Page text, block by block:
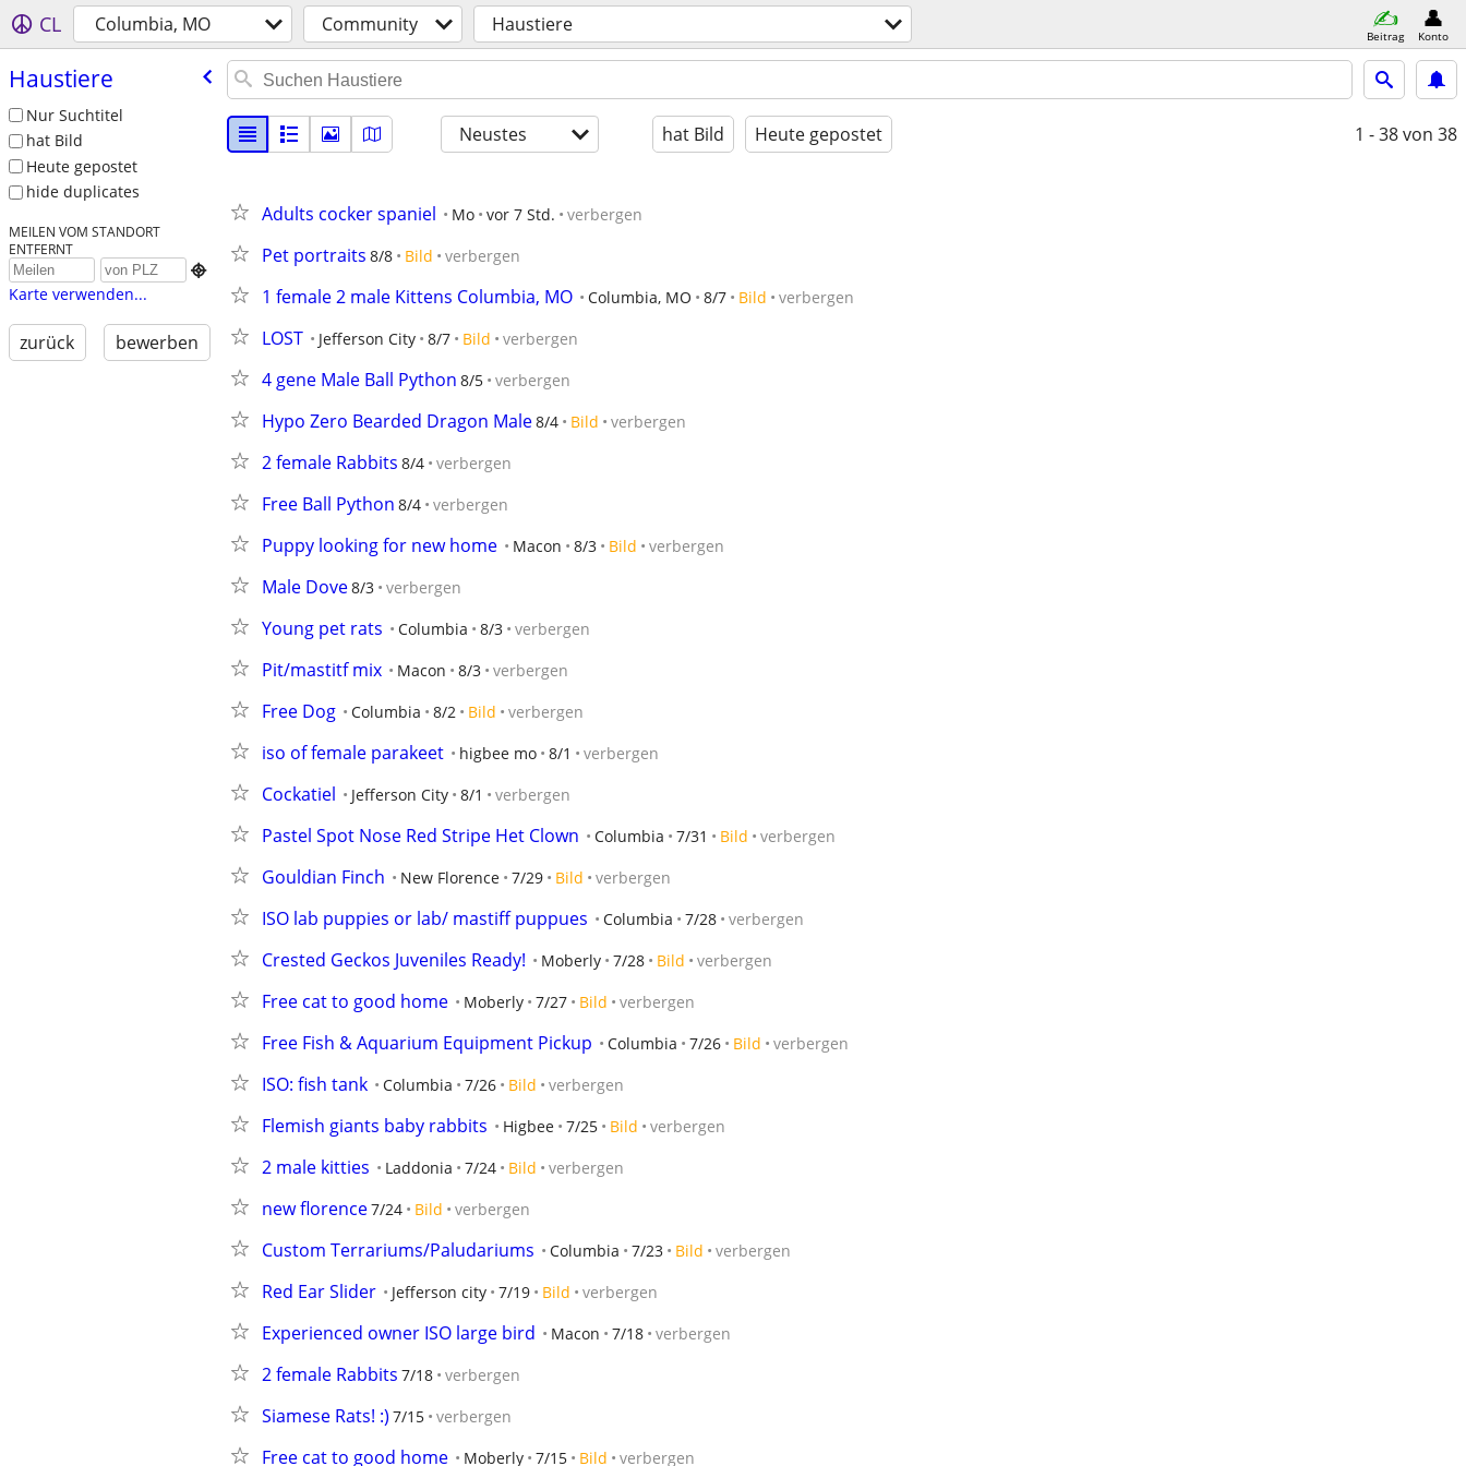
CL Columbia, MO Community Haustiere Beitrag Konto
Haustiere
Nur Suchtitel
hat Bild
Heute gepostet
hide duplicates
MEILEN VOM STANDORT
ENTFERNT

Karte verwenden...
zurück bewerben
Neustes hat Bild Heute gepostet 1 - 38von 38
Adults cocker spaniel Mo vor 7 Std. verbergen
Pet portraits 8/8 Bild verbergen
1 female 2 male Kittens Columbia, MO Columbia, MO 8/7 Bild verbergen
LOST Jefferson City 8/7 Bild verbergen
4 gene Male Ball Python 8/5 verbergen
Hypo Zero Bearded Dragon Male8/4 Bild verbergen
2 female Rabbits 8/4 verbergen
Free Ball Python 8/4 verbergen
Puppy looking for new home Macon 8/3 Bild verbergen
Male Dove8/3 verbergen
Young pet rats Columbia 8/3 verbergen
Pit/mastitf mix Macon 8/3 verbergen
Free Dog Columbia 8/2 Bild verbergen
iso of female parakeet higbee mo 8/1 verbergen
Cockatiel Jefferson City 8/1 verbergen
Pastel Spot Nose Red Stripe Het Clown Columbia 7/31 Bild verbergen
Gouldian Finch New Florence 7/29 Bild verbergen
ISO lab puppies or lab/ mastiff puppues Columbia 7/28 verbergen
Crested Geckos Juveniles Ready! Moberly 7/28 Bild verbergen
Free cat to good home Moberly 7/27 Bild verbergen
Free Fish & Aquarium Equipment Pickup Columbia 7/26 Bild verbergen
ISO: fish tank Columbia 7/26 Bild verbergen
Flemish giants baby rabbits Higbee 7/25 Bild verbergen
2 male kitties Laddonia 7/24 Bild verbergen
new florence7/24 Bild verbergen
Custom Terrariums/Paludariums Columbia 7/23 Bild verbergen
Red Ear Slider Jefferson city 7/19 Bild verbergen
Experienced owner ISO large bird Macon 7/18 verbergen
2 female Rabbits 7/18 verbergen
Siamese Rats! :) 7/15 verbergen
Free cat to good home Moberly 7/15 Bild verbergen